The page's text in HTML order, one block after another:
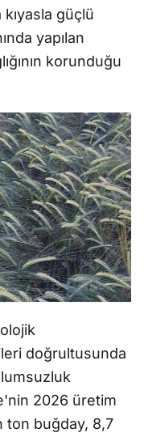
güçlü
yapılan
korunduğu
doğrultusunda
2026 üretim
ton buğday, 8,7